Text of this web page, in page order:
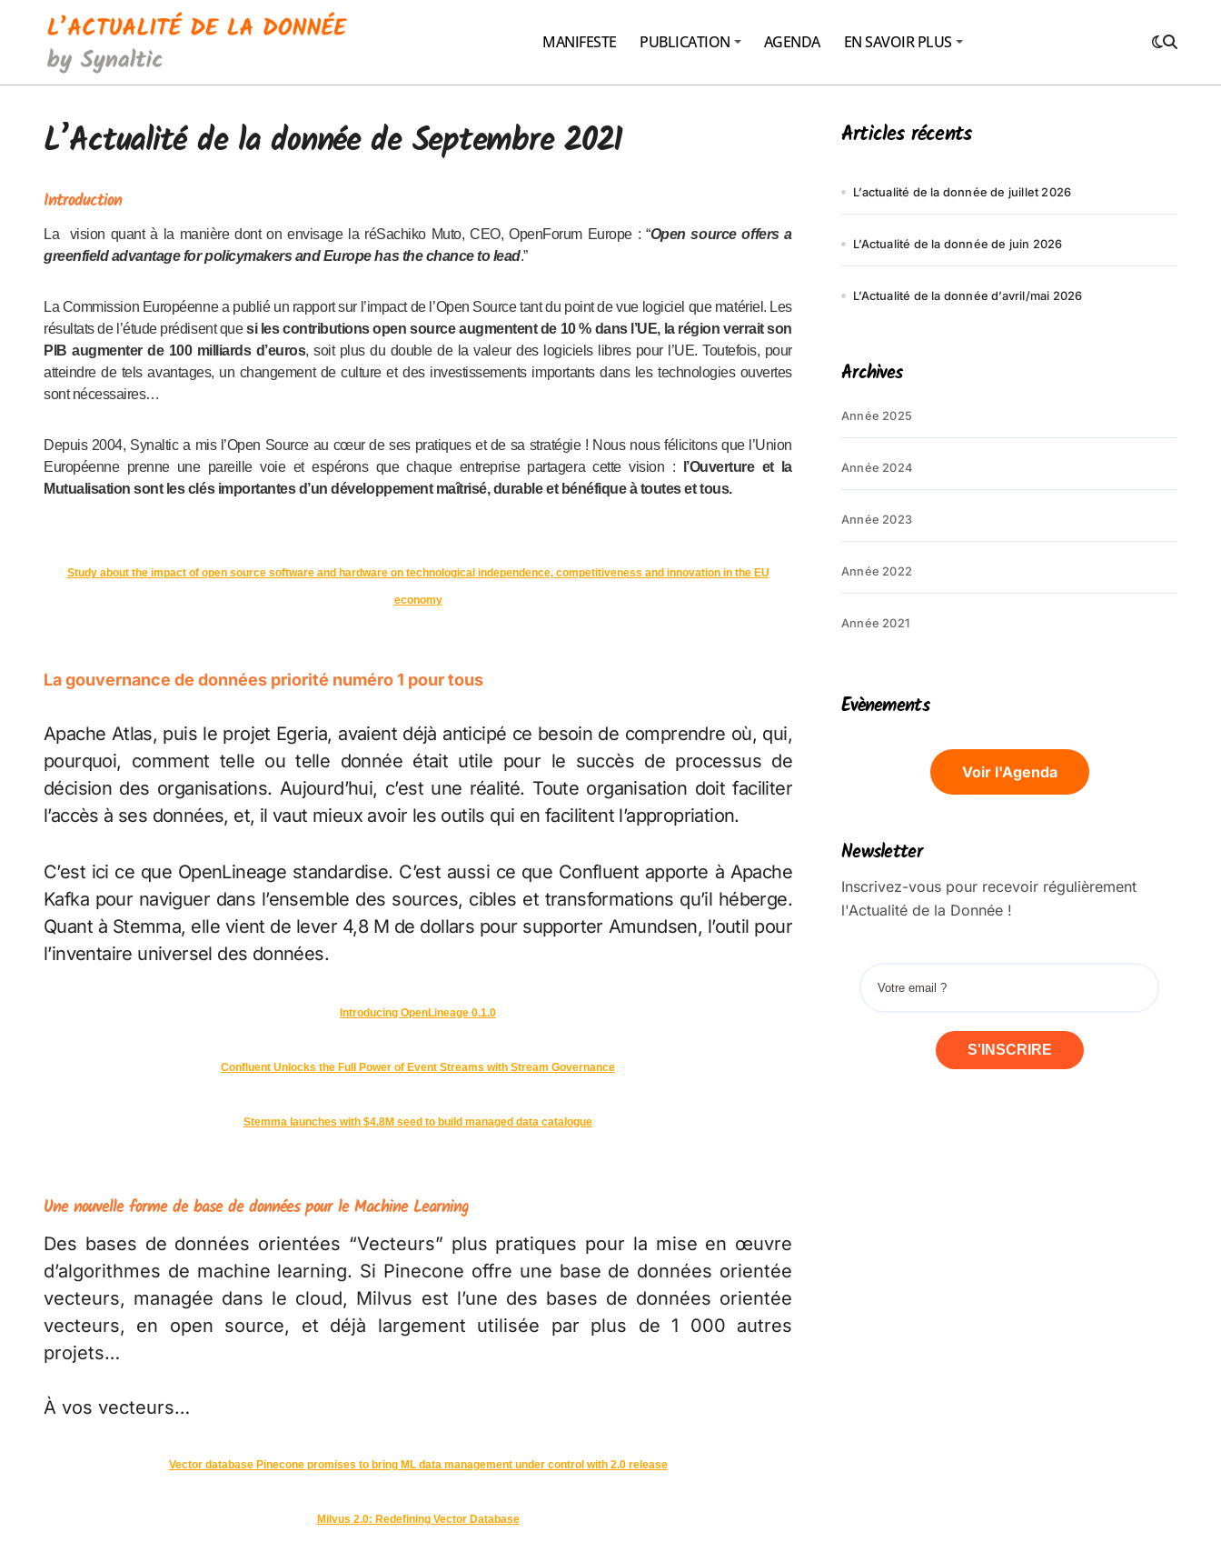
contenu
MANIFESTE PUBLICATION AGENDA EN SAVOIR PLUS
L’Actualité de la donnée de Septembre 2021
Introduction
La vision quant à la manière dont on envisage la réSachiko Muto, CEO, OpenForum Europe : “Open source offers a
greenfield advantage for policymakers and Europe has the chance to lead.”
La Commission Européenne a publié un rapport sur l’impact de l’Open Source tant du point de vue logiciel que matériel. Les
résultats de l’étude prédisent quesi les contributions open source augmentent de 10 % dans l’UE, la région verrait son
PIB augmenter de 100 milliards d’euros, soit plus du double de la valeur des logiciels libres pour l’UE. Toutefois, pour
atteindre de tels avantages, un changement de culture et des investissements importants dans les technologies ouvertes
sont nécessaires…
Depuis 2004, Synaltic a mis l’Open Source au cœur de ses pratiques et de sa stratégie ! Nous nous félicitons que l’Union
Européenne prenne une pareille voie et espérons que chaque entreprise partagera cette vision :
l’Ouverture et la
Mutualisation sont les clés importantes d’un développement maîtrisé, durable et bénéfique à toutes et tous.
Study about the impact of open source software and hardware on technological independence, competitiveness and innovation in the EU
economy
La gouvernance de données priorité numéro 1 pour tous
Apache Atlas, puis le projet Egeria, avaient déjà anticipé ce besoin de comprendre où, qui,
pourquoi, comment telle ou telle donnée était utile pour le succès de processus de
décision des organisations. Aujourd’hui, c’est une réalité. Toute organisation doit faciliter
l’accès à ses données, et, il vaut mieux avoir les outils qui en facilitent l’appropriation.
C’est ici ce que OpenLineage standardise. C’est aussi ce que Confluent apporte à Apache
Kafka pour naviguer dans l’ensemble des sources, cibles et transformations qu’il héberge.
Quant à Stemma, elle vient de lever 4,8 M de dollars pour supporter Amundsen, l’outil pour
l’inventaire universel des données.
Introducing OpenLineage 0.1.0
Confluent Unlocks the Full Power of Event Streams with Stream Governance
Stemma launches with $4.8M seed to build managed data catalogue
Une nouvelle forme de base de données pour le Machine Learning
Des bases de données orientées “Vecteurs” plus pratiques pour la mise en œuvre
d’algorithmes de machine learning. Si Pinecone offre une base de données orientée
vecteurs, managée dans le cloud, Milvus est l’une des bases de données orientée
vecteurs, en open source, et déjà largement utilisée par plus de 1 000 autres
projets…
À vos vecteurs…
Vector database Pinecone promises to bring ML data management under control with 2.0 release
Milvus 2.0: Redefining Vector Database
Articles récents
L’actualité de la donnée de juillet 2026
L’Actualité de la donnée de juin 2026
L’Actualité de la donnée d’avril/mai 2026
Archives
Année 2025
Année 2024
Année 2023
Année 2022
Année 2021
Evènements
Voir l'Agenda
Newsletter
Inscrivez-vous pour recevoir régulièrement
l'Actualité de la Donnée !
S'INSCRIRE